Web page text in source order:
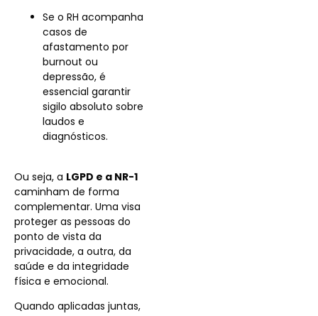
Se o RH acompanha
casos de
afastamento por
burnout ou
depressão, é
essencial garantir
sigilo absoluto sobre
laudos e
diagnósticos.
Ou seja, a LGPD e a NR-1
caminham de forma
complementar. Uma visa
proteger as pessoas do
ponto de vista da
privacidade, a outra, da
saúde e da integridade
física e emocional.
Quando aplicadas juntas,